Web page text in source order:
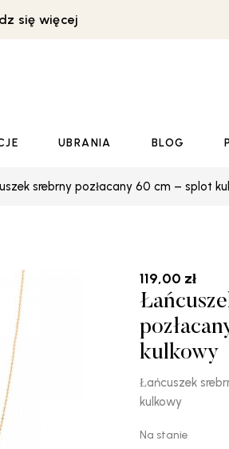
się więcej
UBRANIA BLOG
srebrny pozłacany 60 cm – splot
119,00 zł
kulkowy
Łańcuszek
kulkowy
Na stanie